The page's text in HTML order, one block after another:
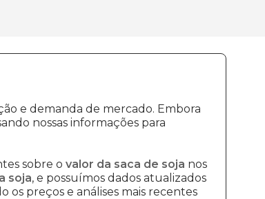
e demanda de mercado. Embora
nossas informações para
sobre o valor da saca de soja nos
soja, e possuímos dados atualizados
os preços e análises mais recentes